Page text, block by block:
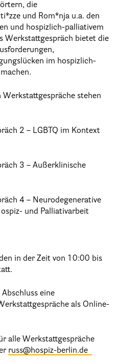
Hospiz
Jugendliche
Krankenhaus
–
am 19. Okt. 2024
Hospiz- und Palliativarbeit
Wünsche Wand
Aktuelles
Hospize
die
und Rom*nja u.a. den
und hospizlich-palliativem
Werkstattgespräch bietet die
im hospizlich-
Werkstattgespräche stehen
2 – LGBTQ im Kontext
3 – Außerklinische
4 – Neurodegenerative
und Palliativarbeit
in der Zeit von 10:00 bis
eine
als Online-
alle Werkstattgespräche
russ@hospiz-berlin.de